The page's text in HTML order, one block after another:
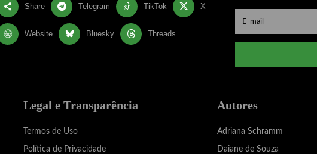
Share Telegram TikTok X
Website Bluesky Threads
Legal e Transparência
Termos de Uso
Política de Privacidade
Autores
Adriana Schramm
Daiane de Souza